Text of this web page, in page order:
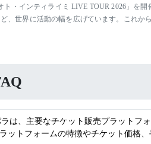
・インティライミ LIVE TOUR 2026」を
、世界に活動の幅を広げています。これか
は、主要なチケット販売プラットフ
ットフォームの特徴やチケット価格